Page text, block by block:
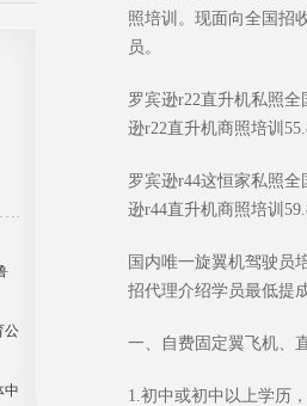
公
中
照培训。现面向全国招
员。
罗宾逊r22直升机私照全
逊r22直升机商照培训
罗宾逊r44这恒家私照全
逊r44直升机商照培训
国内唯一旋翼机驾驶员
招代理介绍学员最低提
一、自费固定翼飞机、
1.初中或初中以上学历，